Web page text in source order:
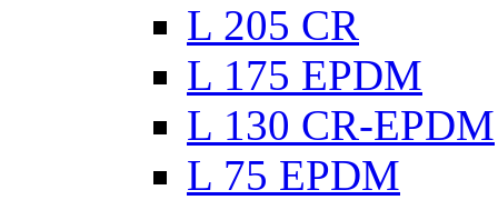
L 205 CR
L 175 EPDM
L 130 CR-EPDM
L 75 EPDM